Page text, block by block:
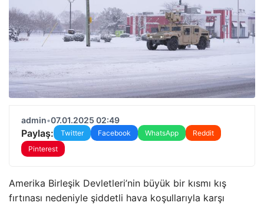
admin•07.01.2025 02:49
Paylaş: Twitter Facebook WhatsApp
Reddit
Pinterest
Amerika Birleşik Devletleri’nin büyük bir kısmı kış
fırtınası nedeniyle şiddetli hava koşullarıyla karşı